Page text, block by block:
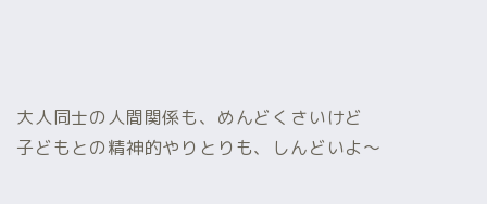
大人同士の人間関係も、めんどくさいけど
子どもとの精神的やりとりも、しんどいよ～